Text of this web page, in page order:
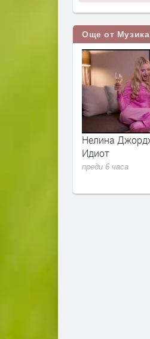
Още от Музика
Нелина Джордж x Теди Дора -